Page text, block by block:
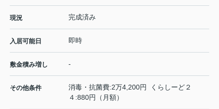
現況 完成済み
入居可能日 即時
敷金積み増し -
その他条件
消毒・抗菌費:2万4,200円 くらしーど２
４:880円（月額）